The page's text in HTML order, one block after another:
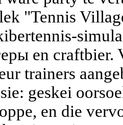
"Tennis
en
trainers
geskei
en die